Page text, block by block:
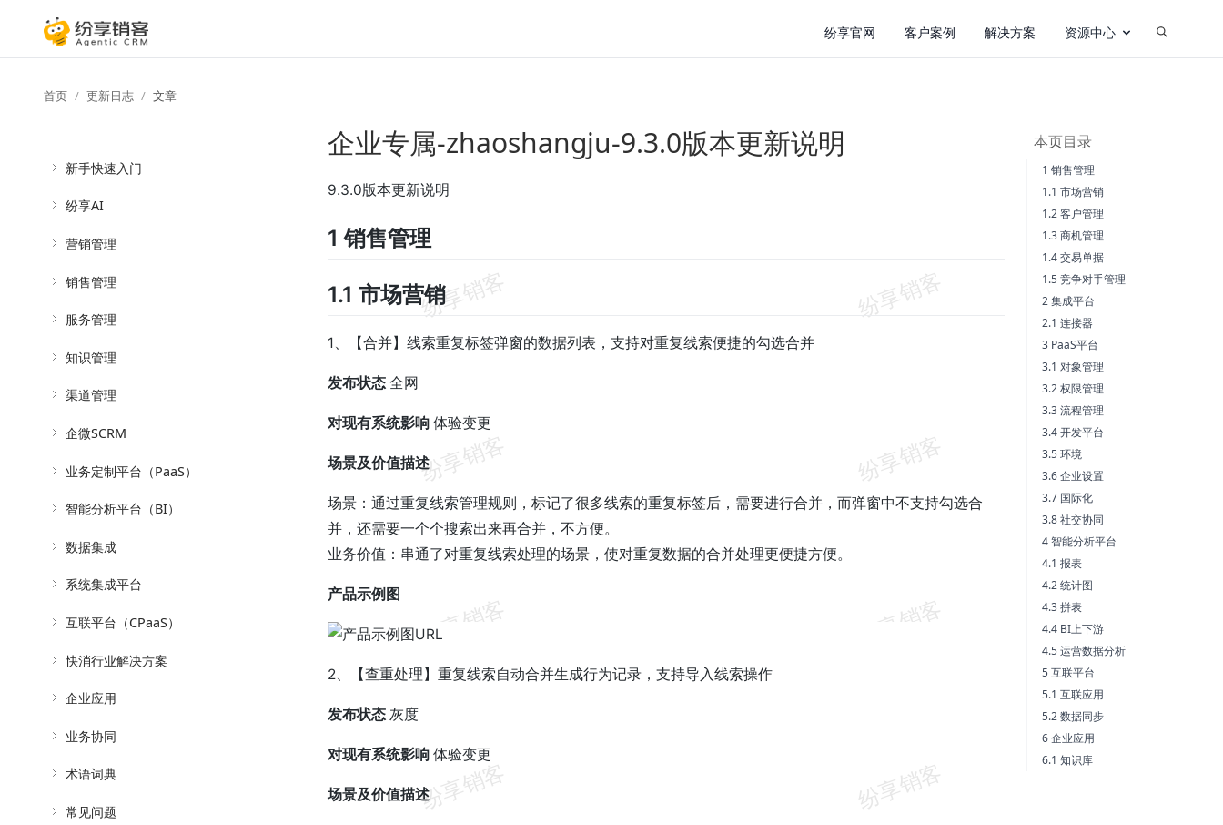
纷享官网 客户案例 解决方案 资源中心
首页 更新日志 文章
新手快速入门
纷享AI
营销管理
销售管理
服务管理
知识管理
渠道管理
企微SCRM
业务定制平台（PaaS）
智能分析平台（BI）
数据集成
系统集成平台
互联平台（CPaaS）
快消行业解决方案
企业应用
业务协同
术语词典
常见问题
企业专属-zhaoshangju-9.3.0版本更新说明
9.3.0版本更新说明
1 销售管理
1.1 市场营销
1、【合并】线索重复标签弹窗的数据列表，支持对重复线索便捷的勾选合并
发布状态 全网
对现有系统影响 体验变更
场景及价值描述
场景：通过重复线索管理规则，标记了很多线索的重复标签后，需要进行合并，而弹窗中不支持勾选合
并，还需要一个个搜索出来再合并，不方便。
业务价值：串通了对重复线索处理的场景，使对重复数据的合并处理更便捷方便。
产品示例图
2、【查重处理】重复线索自动合并生成行为记录，支持导入线索操作
发布状态 灰度
对现有系统影响 体验变更
场景及价值描述
本页目录
1 销售管理
1.1 市场营销
1.2 客户管理
1.3 商机管理
1.4 交易单据
1.5 竞争对手管理
2 集成平台
2.1 连接器
3 PaaS平台
3.1 对象管理
3.2 权限管理
3.3 流程管理
3.4 开发平台
3.5 环境
3.6 企业设置
3.7 国际化
3.8 社交协同
4 智能分析平台
4.1 报表
4.2 统计图
4.3 拼表
4.4 BI上下游
4.5 运营数据分析
5 互联平台
5.1 互联应用
5.2 数据同步
6 企业应用
6.1 知识库